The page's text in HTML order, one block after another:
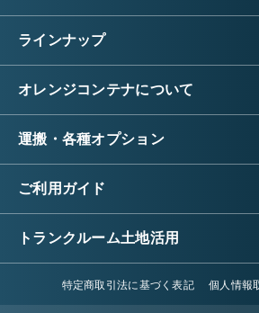
ラインナップ
オレンジコンテナについて
運搬・各種オプション
ご利用ガイド
トランクルーム土地活用
特定商取引法に基づく表記 個人情報